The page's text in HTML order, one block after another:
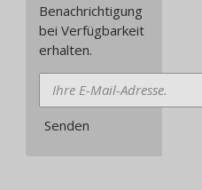
Benachrichtigung
bei Verfügbarkeit
erhalten.
Senden